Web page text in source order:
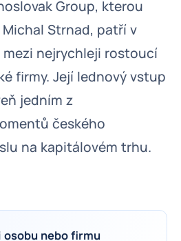
Group, kterou
Strnad, patří v
nejrychleji rostoucí
firmy. Její lednový vstup
jedním z
českého
na kapitálovém trhu.
osobu nebo firmu